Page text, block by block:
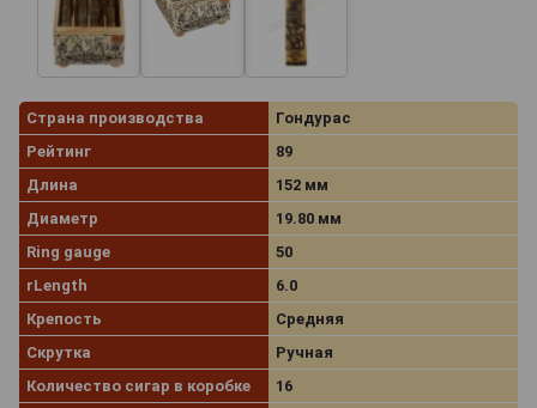
Страна производства
Гондурас
Рейтинг
89
Длина
152 мм
Диаметр
19.80 мм
Ring gauge
50
rLength
6.0
Крепость
Средняя
Скрутка
Ручная
Количество сигар в коробке
16